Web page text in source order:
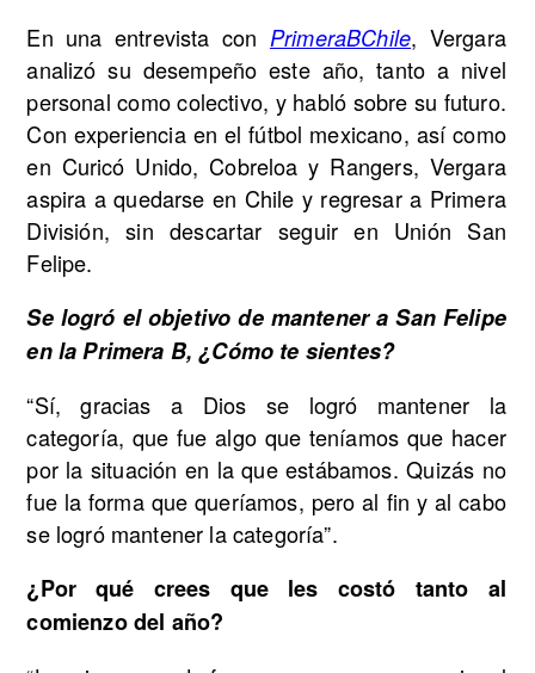
En una entrevista con PrimeraBChile, Vergara
analizó su desempeño este año, tanto a nivel
personal como colectivo, y habló sobre su futuro.
Con experiencia en el fútbol mexicano, así como
en Curicó Unido, Cobreloa y Rangers, Vergara
aspira a quedarse en Chile y regresar a Primera
División, sin descartar seguir en Unión San
Felipe.
Se logró el objetivo de mantener a San Felipe
en la Primera B, ¿Cómo te sientes?
“Sí, gracias a Dios se logró mantener la
categoría, que fue algo que teníamos que hacer
por la situación en la que estábamos. Quizás no
fue la forma que queríamos, pero al fin y al cabo
se logró mantener la categoría”.
¿Por qué crees que les costó tanto al
comienzo del año?